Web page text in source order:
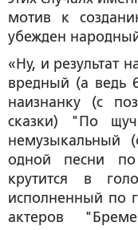
мотив к
убежден
«Ну, и результат
вредный (а ведь
наизнанку (с
сказки) "По
немузыкальный
одной песни
крутится в
исполненный по
актеров